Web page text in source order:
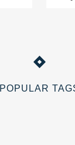
POPULAR